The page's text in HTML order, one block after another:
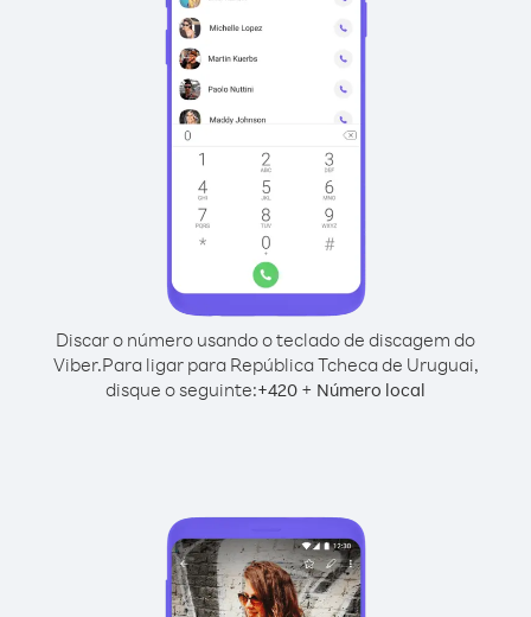
Discar o número usando o teclado de discagem do
Viber.Para ligar para República Tcheca de Uruguai,
disque o seguinte:+420 + Número local